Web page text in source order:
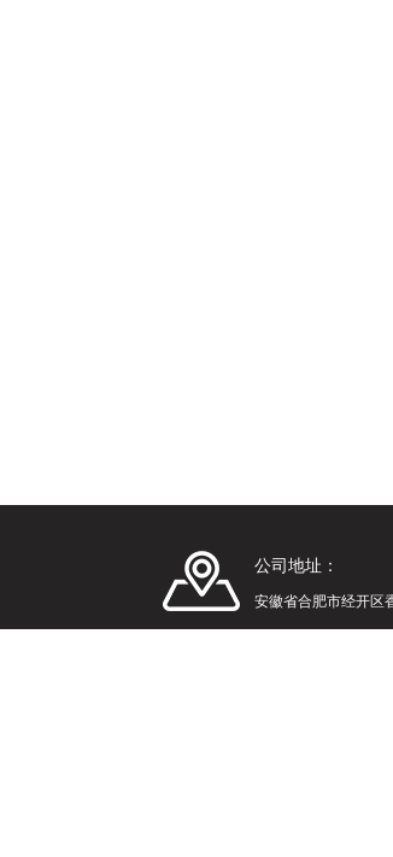
公司地址：
安徽省合肥市经开区